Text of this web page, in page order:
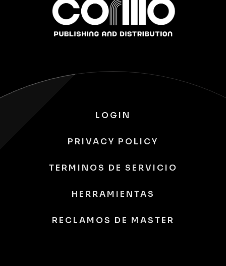
LOGIN
PRIVACY POLICY
TERMINOS DE SERVICIO
HERRAMIENTAS
RECLAMOS DE MASTER